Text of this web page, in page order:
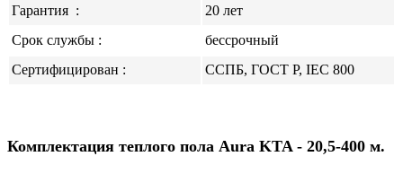
Гарантия :
20 лет
Срок службы :
бессрочный
Сертифицирован :
ССПБ, ГОСТ Р, IEC 800
Комплектация теплого пола Aura KTA - 20,5-400 м.